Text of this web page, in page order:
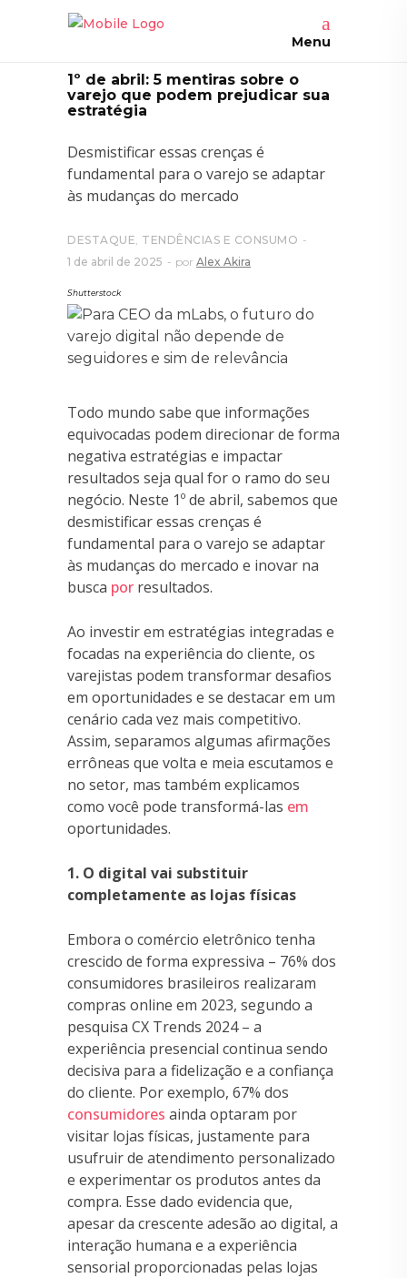
Menu
1º de abril: 5 mentiras sobre o
varejo que podem prejudicar sua
estratégia
Desmistificar essas crenças é
fundamental para o varejo se adaptar
às mudanças do mercado
DESTAQUE, TENDÊNCIAS E CONSUMO
1 de abril de 2025
por Alex Akira
Shutterstock
Todo mundo sabe que informações
equivocadas podem direcionar de forma
negativa estratégias e impactar
resultados seja qual for o ramo do seu
negócio. Neste 1º de abril, sabemos que
desmistificar essas crenças é
fundamental para o varejo se adaptar
às mudanças do mercado e inovar na
busca por resultados.
Ao investir em estratégias integradas e
focadas na experiência do cliente, os
varejistas podem transformar desafios
em oportunidades e se destacar em um
cenário cada vez mais competitivo.
Assim, separamos algumas afirmações
errôneas que volta e meia escutamos e
no setor, mas também explicamos
como você pode transformá-las em
oportunidades.
1. O digital vai substituir
completamente as lojas físicas
Embora o comércio eletrônico tenha
crescido de forma expressiva – 76% dos
consumidores brasileiros realizaram
compras online em 2023, segundo a
pesquisa CX Trends 2024 – a
experiência presencial continua sendo
decisiva para a fidelização e a confiança
do cliente. Por exemplo, 67% dos
consumidores ainda optaram por
visitar lojas físicas, justamente para
usufruir de atendimento personalizado
e experimentar os produtos antes da
compra. Esse dado evidencia que,
apesar da crescente adesão ao digital, a
interação humana e a experiência
sensorial proporcionadas pelas lojas